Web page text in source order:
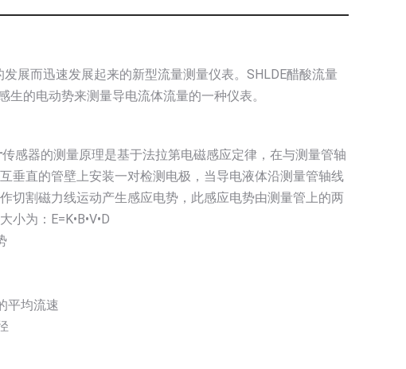
展而迅速发展起来的新型流量测量仪表。SHLDE醋酸流量
的电动势来测量导电流体流量的一种仪表。
传感器的测量原理是基于法拉第电磁感应定律，在与测量管轴
垂直的管壁上安装一对检测电极，当导电液体沿测量管轴线
切割磁力线运动产生感应电势，此感应电势由测量管上的两
小为：E=K•B•V•D
平均流速